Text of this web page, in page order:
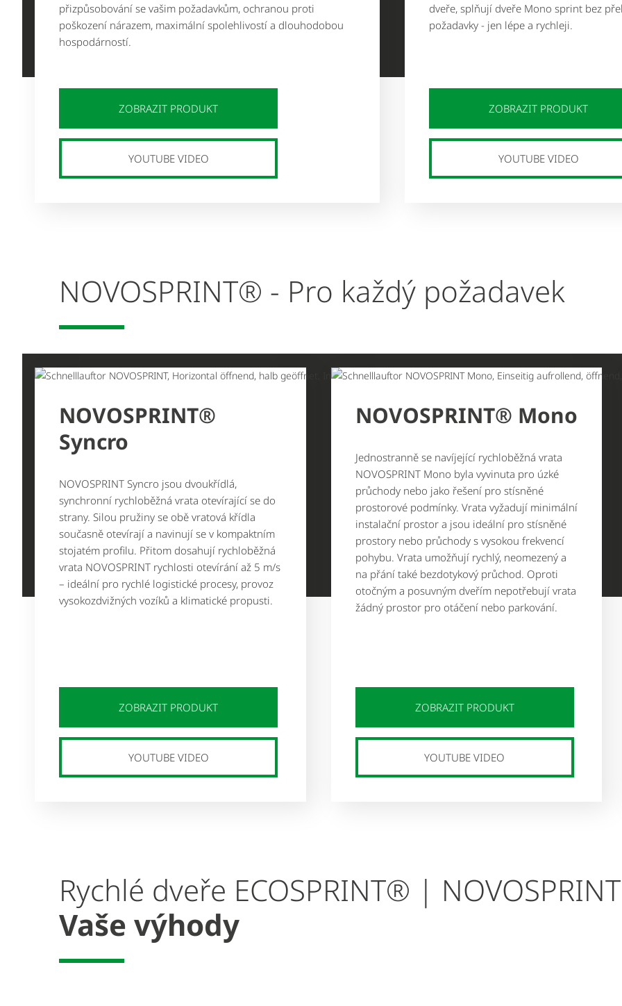
přizpůsobování se vašim požadavkům, ochranou proti
poškození nárazem, maximální spolehlivostí a dlouhodobou
hospodárností.
ZOBRAZIT PRODUKT
YOUTUBE VIDEO
dveře, splňují dveře Mono sprint bez
požadavky - jen lépe a rychleji.
ZOBRAZIT PRODUKT
YOUTUBE VIDEO
NOVOSPRINT® - Pro každý požadavek
NOVOSPRINT®
Syncro
NOVOSPRINT Syncro jsou dvoukřídlá,
synchronní rychloběžná vrata otevírající se do
strany. Silou pružiny se obě vratová křídla
současně otevírají a navinují se v kompaktním
stojatém profilu. Přitom dosahují rychloběžná
vrata NOVOSPRINT rychlosti otevírání až 5 m/s
– ideální pro rychlé logistické procesy, provoz
vysokozdvižných vozíků a klimatické propusti.
ZOBRAZIT PRODUKT
YOUTUBE VIDEO
NOVOSPRINT® Mono
Jednostranně se navíjející rychloběžná vrata
NOVOSPRINT Mono byla vyvinuta pro úzké
průchody nebo jako řešení pro stísněné
prostorové podmínky. Vrata vyžadují minimální
instalační prostor a jsou ideální pro stísněné
prostory nebo průchody s vysokou frekvencí
pohybu. Vrata umožňují rychlý, neomezený a
na přání také bezdotykový průchod. Oproti
otočným a posuvným dveřím nepotřebují vrata
žádný prostor pro otáčení nebo parkování.
ZOBRAZIT PRODUKT
YOUTUBE VIDEO
Rychlé dveře ECOSPRINT® |
Vaše výhody